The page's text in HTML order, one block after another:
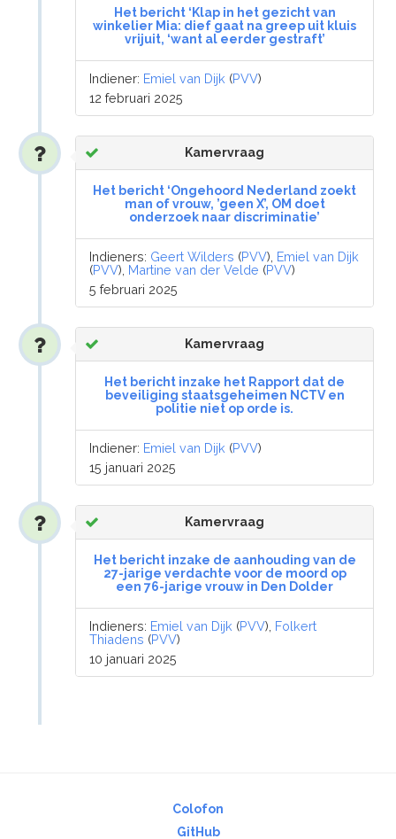
Het bericht ‘Klap in het gezicht van
winkelier Mia: dief gaat na greep uit kluis
vrijuit, ‘want al eerder gestraft’
Indiener: Emiel van Dijk (PVV)
12 februari 2025
Kamervraag
Het bericht ‘Ongehoord Nederland zoekt
man of vrouw, ’geen X’, OM doet
onderzoek naar discriminatie’
Indieners: Geert Wilders (PVV), Emiel van Dijk
(PVV), Martine van der Velde (PVV)
5 februari 2025
Kamervraag
Het bericht inzake het Rapport dat de
beveiliging staatsgeheimen NCTV en
politie niet op orde is.
Indiener: Emiel van Dijk (PVV)
15 januari 2025
Kamervraag
Het bericht inzake de aanhouding van de
27-jarige verdachte voor de moord op
een 76-jarige vrouw in Den Dolder
Indieners: Emiel van Dijk (PVV), Folkert
Thiadens (PVV)
10 januari 2025
Colofon
GitHub